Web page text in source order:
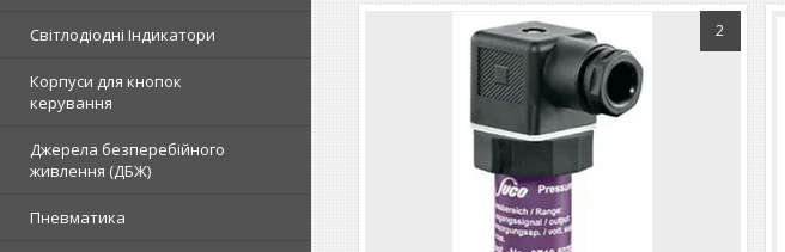
Світлодіодні Індикатори
Корпуси для кнопок
керування
Джерела безперебійного
живлення (ДБЖ)
Пневматика
2